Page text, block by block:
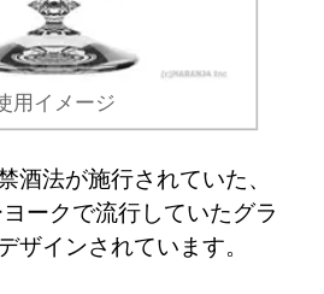
用イメージ
酒法が施行されていた、
ークで流行していたグラ
ザインされています。